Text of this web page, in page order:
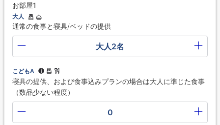
お部屋1
大人
通常の食事と寝具/ベッドの提供
大人2名
こどもA
寝具の提供、および食事込みプランの場合は大人に準じた食事
（数品少ない程度）
0